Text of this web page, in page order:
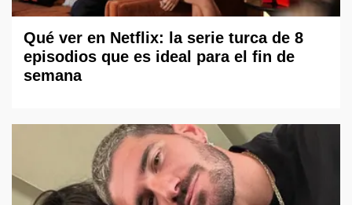
Qué ver en Netflix: la serie turca de 8
episodios que es ideal para el fin de
semana